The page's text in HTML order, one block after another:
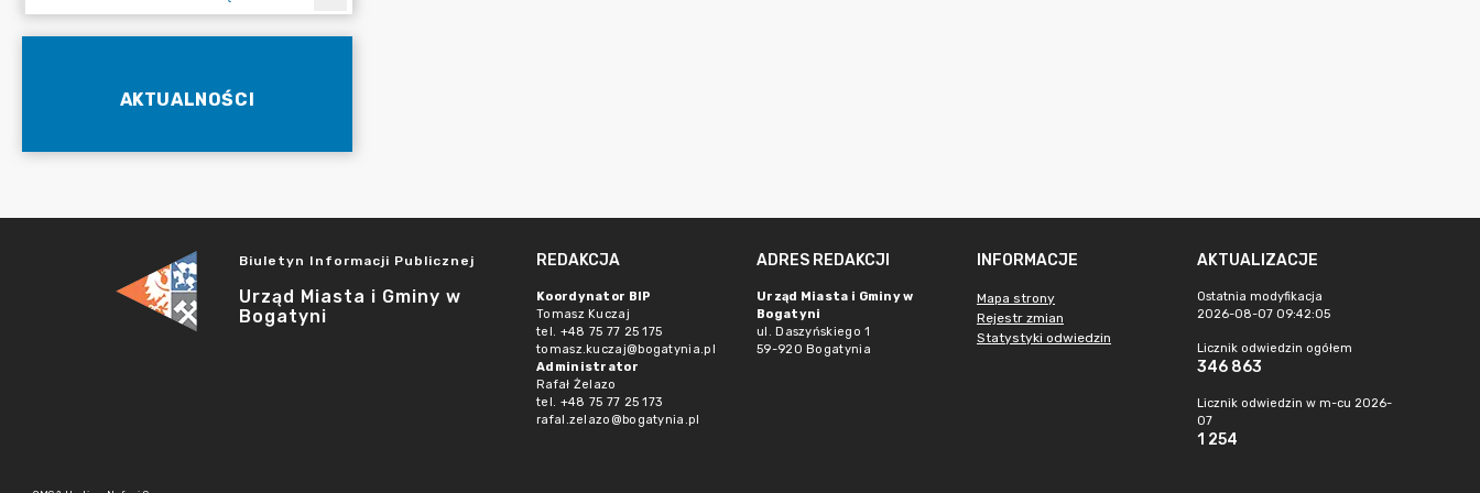
AKTUALNOŚCI
Biuletyn Informacji Publicznej
Urząd Miasta i Gminy w
Bogatyni
REDAKCJA
Koordynator BIP
Tomasz Kuczaj
tel. +48 75 77 25 175
tomasz.kuczaj@bogatynia.pl
Administrator
Rafał Żelazo
tel. +48 75 77 25 173
rafal.zelazo@bogatynia.pl
ADRES REDAKCJI
Urząd Miasta i Gminy w
Bogatyni
ul. Daszyńskiego 1
59-920 Bogatynia
INFORMACJE
Mapa strony
Rejestr zmian
Statystyki odwiedzin
AKTUALIZACJE
Ostatnia modyfikacja
2026-08-07 09:42:05
Licznik odwiedzin ogółem
346 863
Licznik odwiedzin w m-cu 2026-
07
1 254